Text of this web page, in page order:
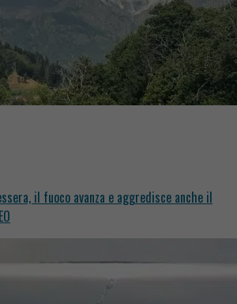
il fuoco avanza e aggredisce anche il